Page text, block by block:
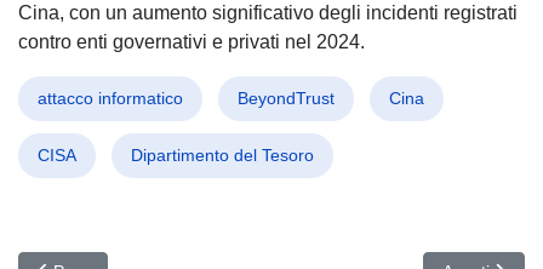
Cina, con un aumento significativo degli incidenti registrati
contro enti governativi e privati nel 2024.
attacco informatico BeyondTrust Cina
CISA Dipartimento del Tesoro